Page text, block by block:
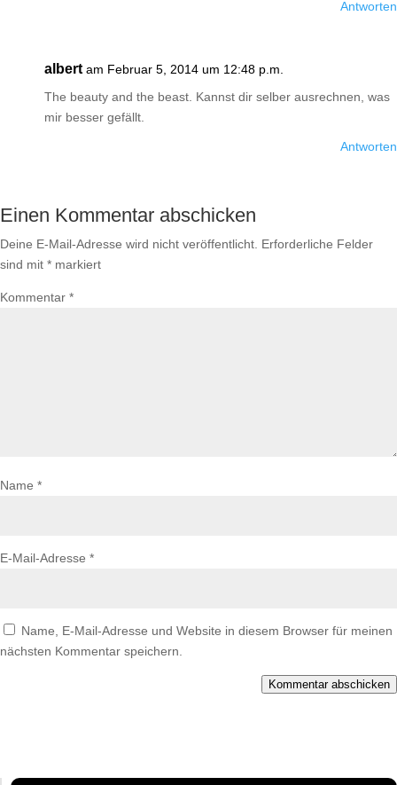
Antworten
albert am Februar 5, 2014 um 12:48 p.m.
The beauty and the beast. Kannst dir selber ausrechnen, was
mir besser gefällt.
Antworten
Einen Kommentar abschicken
Deine E-Mail-Adresse wird nicht veröffentlicht. Erforderliche Felder
sind mit * markiert
Kommentar *
Name *
E-Mail-Adresse *
Name, E-Mail-Adresse und Website in diesem Browser für meinen
nächsten Kommentar speichern.
Kommentar abschicken